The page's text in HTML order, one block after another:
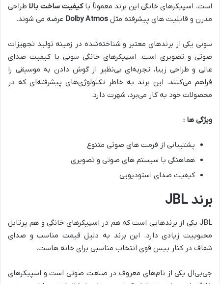
است. اسپیکرهای خانگی این برند معمولاً باکیفیت ساخت بالاطراحی
مدرن و قابلیت های پیشرفته مثل Dolby Atmos عرضه می شوند.
سونی یکی از برندهای معتبر و شناخته‌شده در زمینه تولید تجهیزات
صوتی و تصویری است. اسپیکرهای خانگی سونی با کیفیت صدای
عالی و طراحی زیبا، تجربه‌ای بی‌نظیر از گوش دادن به موسیقی را
فراهم می‌کنند. این برند به خاطر تکنولوژی‌های پیشرفته‌ای که در
محصولات خود به کار می‌برد، شهرت دارد.
ویژگی ها :
پشتیبانی از فرمت های صوتی متنوع
هماهنگی با سیستم های صوتی و تصویری
کیفیت صدای استودیویی
برندJBL
JBL یکی از برندهایی است که هم در اسپیکرهای خانگی و هم پرتابل
محبوبیت زیادی دارد. این برند به دلیل قیمت مناسب و صدای
شفاف در کنار بیس قوی انتخاب مناسبی برای خانه هاست.
جی‌بی‌ال یکی از نام‌های معروف در صنعت صوتی است و اسپیکرهای